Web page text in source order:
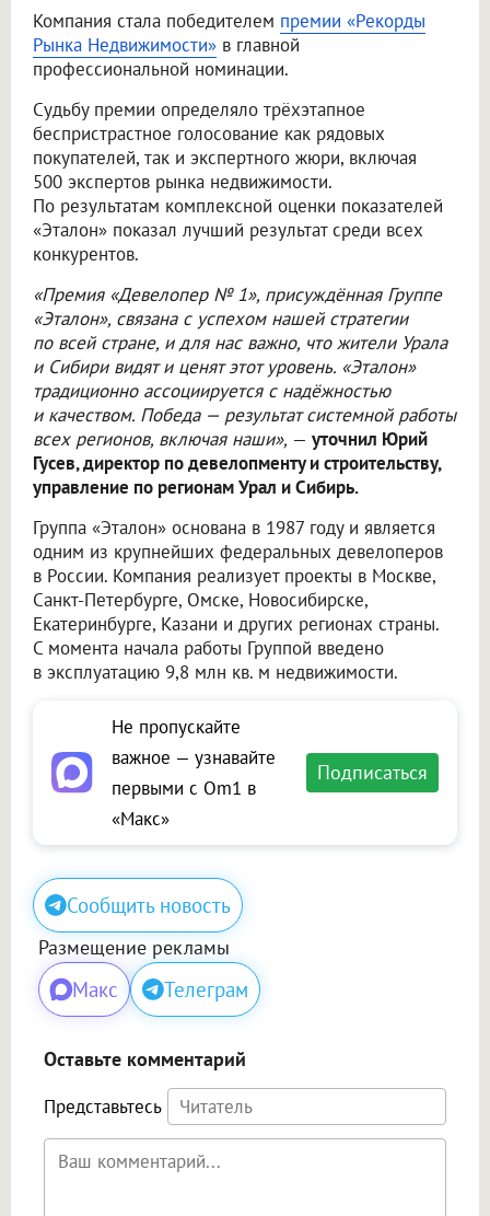
Компания стала победителем премии «Рекорды
Рынка Недвижимости» в главной
профессиональной номинации.
Судьбу премии определяло трёхэтапное
беспристрастное голосование как рядовых
покупателей, так и экспертного жюри, включая
500 экспертов рынка недвижимости.
По результатам комплексной оценки показателей
«Эталон» показал лучший результат среди всех
конкурентов.
«Премия «Девелопер № 1», присуждённая Группе
«Эталон», связана с успехом нашей стратегии
по всей стране, и для нас важно, что жители Урала
и Сибири видят и ценят этот уровень. «Эталон»
традиционно ассоциируется с надёжностью
и качеством. Победа — результат системной работы
всех регионов, включая наши», — уточнил Юрий
Гусев, директор по девелопменту и строительству,
управление по регионам Урал и Сибирь.
Группа «Эталон» основана в 1987 году и является
одним из крупнейших федеральных девелоперов
в России. Компания реализует проекты в Москве,
Санкт-Петербурге, Омске, Новосибирске,
Екатеринбурге, Казани и других регионах страны.
С момента начала работы Группой введено
в эксплуатацию 9,8 млн кв. м недвижимости.
Не пропускайте
важное — узнавайте
первыми с Om1 в
«Макс»
Подписаться
Сообщить новость
Размещение рекламы
Макс Телеграм
Оставьте комментарий
Представьтесь